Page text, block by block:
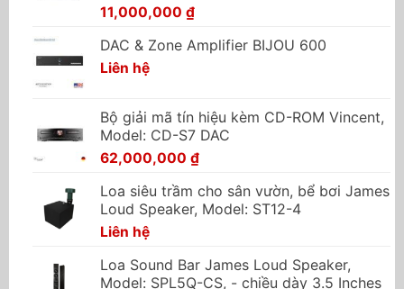
11,000,000 ₫
DAC & Zone Amplifier BIJOU 600
Liên hệ
Bộ giải mã tín hiệu kèm CD-ROM Vincent,
Model: CD-S7 DAC
62,000,000 ₫
Loa siêu trầm cho sân vườn, bể bơi James
Loud Speaker, Model: ST12-4
Liên hệ
Loa Sound Bar James Loud Speaker,
Model: SPL5Q-CS, - chiều dày 3.5 Inches